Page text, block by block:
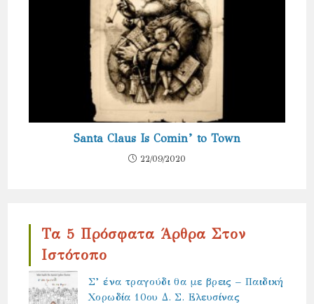
Santa Claus Is Comin’ to Town
22/09/2020
Τα 5 Πρόσφατα Άρθρα Στον
Ιστότοπο
Σ’ ένα τραγούδι θα με βρεις – Παιδική
Χορωδία 10ου Δ. Σ. Ελευσίνας